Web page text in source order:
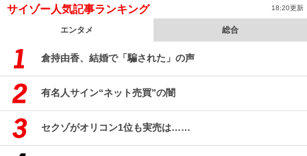
サイゾー人気記事ランキング 18:20更新
エンタメ 総合
倉持由香、結婚で「騙された」の声
有名人サイン“ネット売買”の闇
セクゾがオリコン1位も実売は……